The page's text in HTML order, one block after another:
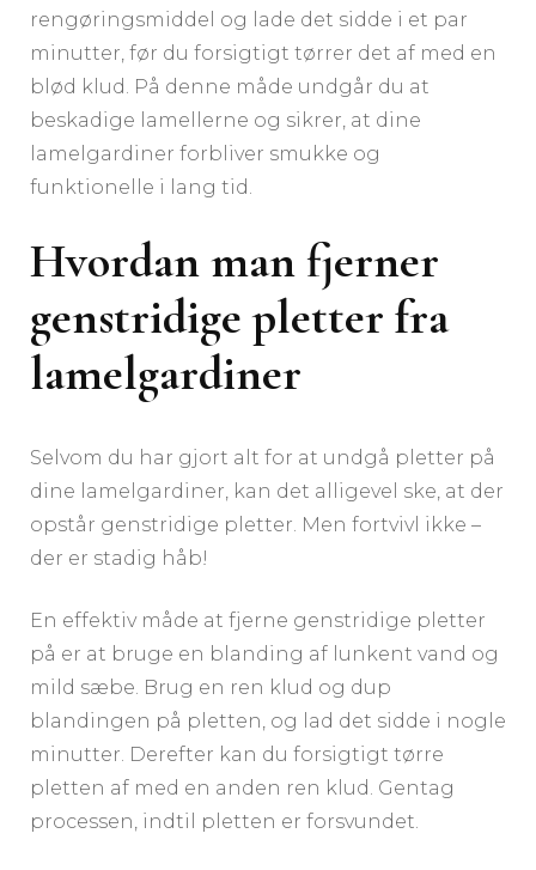
rengøringsmiddel og lade det sidde i et par
minutter, før du forsigtigt tørrer det af med en
blød klud. På denne måde undgår du at
beskadige lamellerne og sikrer, at dine
lamelgardiner forbliver smukke og
funktionelle i lang tid.
Hvordan man fjerner
genstridige pletter fra
lamelgardiner
Selvom du har gjort alt for at undgå pletter på
dine lamelgardiner, kan det alligevel ske, at der
opstår genstridige pletter. Men fortvivl ikke –
der er stadig håb!
En effektiv måde at fjerne genstridige pletter
på er at bruge en blanding af lunkent vand og
mild sæbe. Brug en ren klud og dup
blandingen på pletten, og lad det sidde i nogle
minutter. Derefter kan du forsigtigt tørre
pletten af med en anden ren klud. Gentag
processen, indtil pletten er forsvundet.